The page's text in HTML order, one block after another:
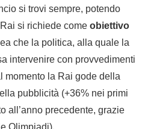
si trovi sempre, potendo
si richiede come obiettivo
che la politica, alla quale la
intervenire con provvedimenti
momento la Rai gode della
pubblicità (+36% nei primi
all’anno precedente, grazie
Olimpiadi).